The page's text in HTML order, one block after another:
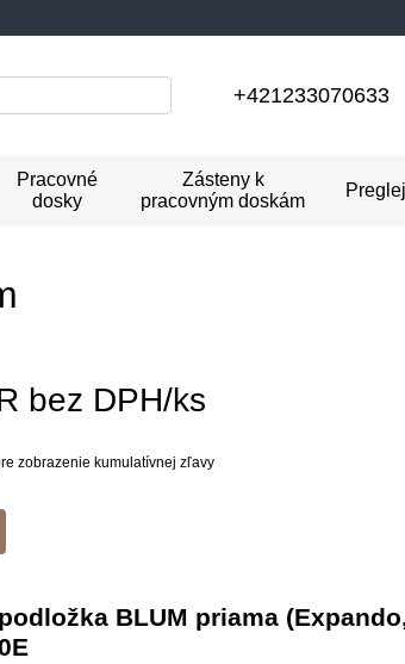
+421233070633
Pracovné
dosky
Zásteny k
pracovným doskám
bez DPH/ks
zobrazenie kumulatívnej zľavy
BLUM priama